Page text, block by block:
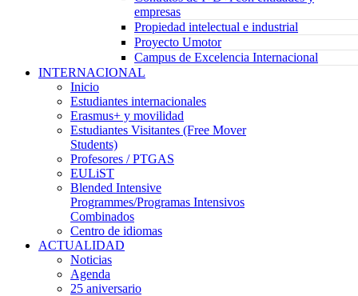
empresas
Propiedad intelectual e industrial
Proyecto Umotor
Campus de Excelencia Internacional
INTERNACIONAL
Inicio
Estudiantes internacionales
Erasmus+ y movilidad
Estudiantes Visitantes (Free Mover
Students)
Profesores / PTGAS
EULiST
Blended Intensive
Programmes/Programas Intensivos
Combinados
Centro de idiomas
ACTUALIDAD
Noticias
Agenda
25 aniversario